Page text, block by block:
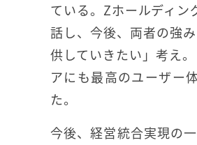
ている。Zホールディン
話し、今後、両者の強
供していきたい」考え
アにも最高のユーザー
た。
今後、経営統合実現の